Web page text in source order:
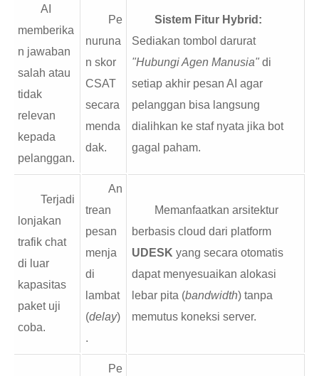
AI
memberika
n jawaban
salah atau
tidak
relevan
kepada
pelanggan.
Pe
nuruna
n skor
CSAT
secara
menda
dak.
Sistem Fitur Hybrid:
Sediakan tombol darurat
"Hubungi Agen Manusia"di
setiap akhir pesan AI agar
pelanggan bisa langsung
dialihkan ke staf nyata jika bot
gagal paham.
Terjadi
lonjakan
trafik chat
di luar
kapasitas
paket uji
coba.
An
trean
pesan
menja
di
lambat
(delay)
.
Memanfaatkan arsitektur
berbasis cloud dari platform
UDESK yang secara otomatis
dapat menyesuaikan alokasi
lebar pita (bandwidth) tanpa
memutus koneksi server.
Pe